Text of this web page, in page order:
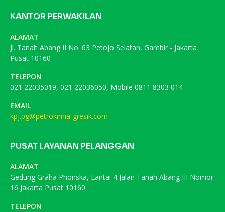
KANTOR PERWAKILAN
ALAMAT
Jl. Tanah Abang II No. 63 Petojo Selatan, Gambir - Jakarta
Pusat 10160
TELEPON
021 22035019, 021 22036050, Mobile 0811 8303 014
EMAIL
kpj.pg@petrokimia-gresik.com
PUSAT LAYANAN PELANGGAN
ALAMAT
Gedung Graha Phonska, Lantai 4 Jalan Tanah Abang III Nomor
16 Jakarta Pusat 10160
TELEPON